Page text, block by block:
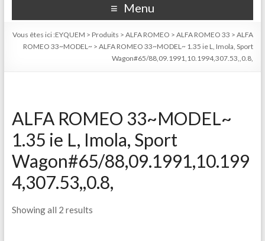
Menu
Vous êtes ici :EYQUEM > Produits >ALFA ROMEO >ALFA ROMEO 33 >ALFA
ROMEO 33~MODEL~ >ALFA ROMEO 33~MODEL~ 1.35 ie L, Imola, Sport
Wagon#65/88,09.1991,10.1994,307.53,,0.8,
ALFA ROMEO 33~MODEL~
1.35 ie L, Imola, Sport
Wagon#65/88,09.1991,10.199
4,307.53,,0.8,
Showing all 2 results